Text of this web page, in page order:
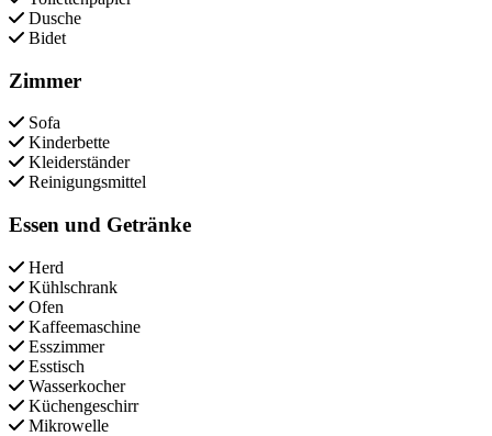
Dusche
Bidet
Zimmer
Sofa
Kinderbette
Kleiderständer
Reinigungsmittel
Essen und Getränke
Herd
Kühlschrank
Ofen
Kaffeemaschine
Esszimmer
Esstisch
Wasserkocher
Küchengeschirr
Mikrowelle